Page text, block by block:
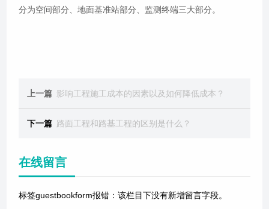
分为空间部分、地面基准站部分、监测终端三大部分。
上一篇 影响工程施工成本的因素以及如何降低成本？
下一篇 路面工程和路基工程的区别是什么？
在线留言
标签guestbookform报错：该栏目下没有新增留言字段。